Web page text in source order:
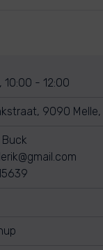
10:00 - 12:00
9090 Melle,
Buck